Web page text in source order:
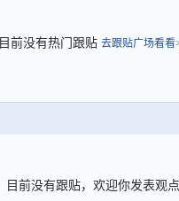
目前没有热门跟贴 去跟贴广场看看
目前没有跟贴，欢迎你发表观点